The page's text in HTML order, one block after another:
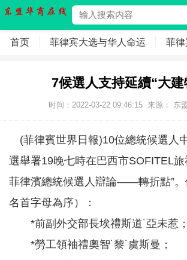
首页 菲律宾大选与华人命运 菲律
7候選人支持延續“大建
时间：2022-03-22 09:46:15 来源： 东
(菲律賓世界日報)10位總統候選人
選舉署19晚七時在巴西市SOFITEL旅
菲律濱總統候選人辯論——轉折點”。
名首字母為序）：
*前副外交部長埃禮斯道˙亞未惹；
*勞工領袖禮奧智˙黎˙虞斯曼；